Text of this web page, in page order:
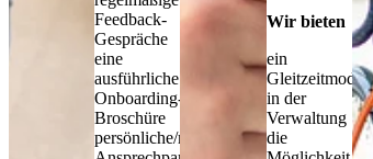
Feedback-
Gespräche
eine
ausführliche
Onboarding-
Broschüre
persönliche/n
Wir bieten
ein
Gleitzeitmodell
in der
Verwaltung
die